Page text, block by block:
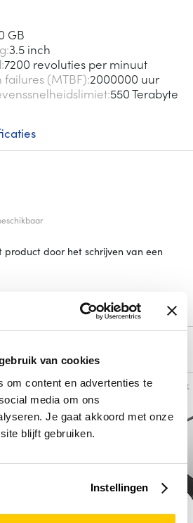
van cookies
om content en advertenties te
media om ons
Je gaat akkoord met onze
blijft gebruiken.
Instellingen
GB
3.5 inch
7200 revoluties per minuut
(MTBF) 2000000 uur
550 Terabyte
product door het schrijven van een
Vergelijk